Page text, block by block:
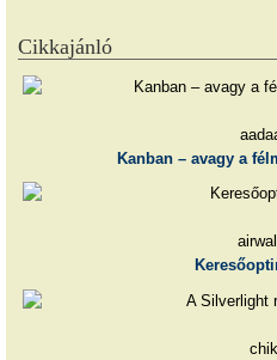
Cikkajánló
Kanban – avagy a